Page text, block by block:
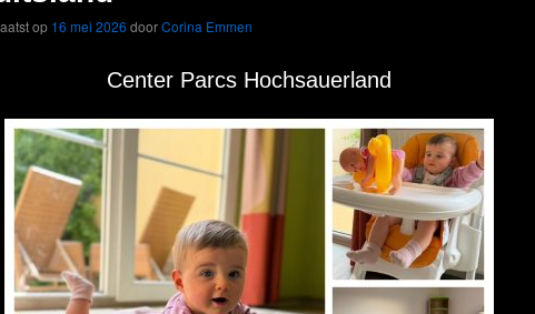
op 16 mei 2026 doorCorina Emmen
Center Parcs Hochsauerland